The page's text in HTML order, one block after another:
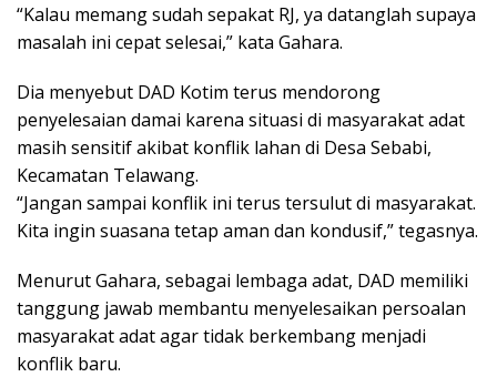
“Kalau memang sudah sepakat RJ, ya datanglah supaya
masalah ini cepat selesai,” kata Gahara.
Dia menyebut DAD Kotim terus mendorong
penyelesaian damai karena situasi di masyarakat adat
masih sensitif akibat konflik lahan di Desa Sebabi,
Kecamatan Telawang.
“Jangan sampai konflik ini terus tersulut di masyarakat.
Kita ingin suasana tetap aman dan kondusif,” tegasnya.
Menurut Gahara, sebagai lembaga adat, DAD memiliki
tanggung jawab membantu menyelesaikan persoalan
masyarakat adat agar tidak berkembang menjadi
konflik baru.